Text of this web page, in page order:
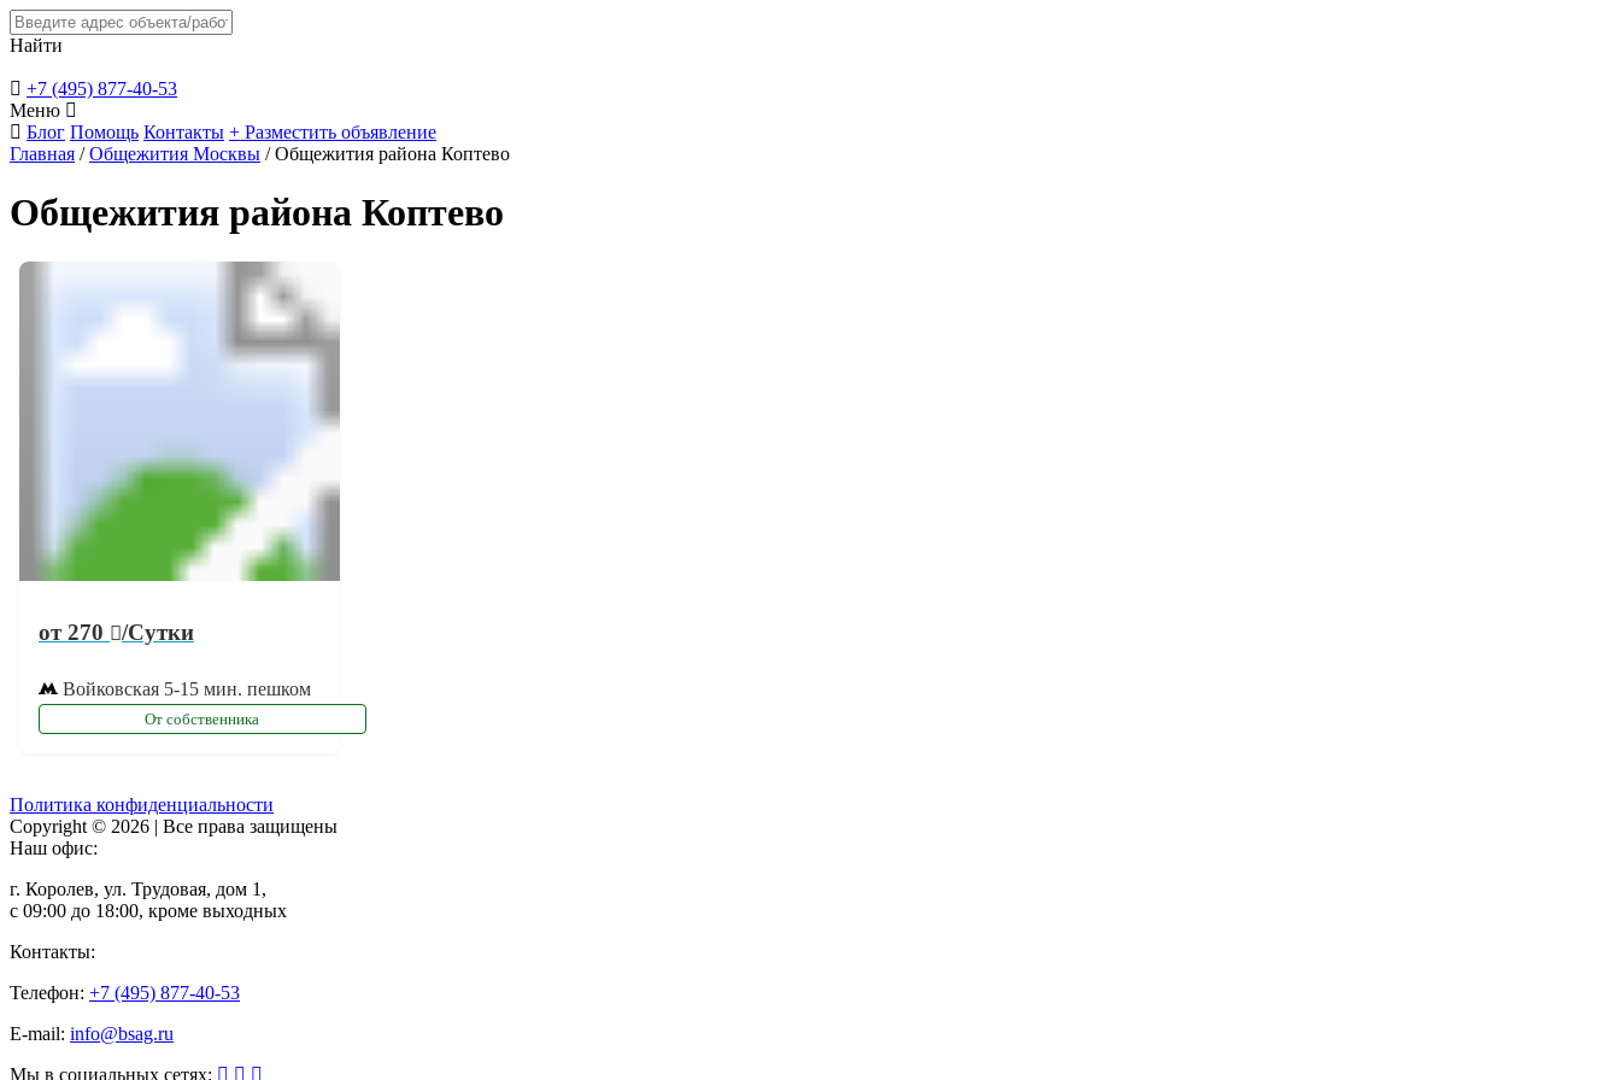
Найти
+7 (495) 877-40-53
Меню
Блог Помощь Контакты + Разместить объявление
Главная / Общежития Москвы / Общежития района Коптево
Общежития района Коптево
от 270 /Сутки
Войковская 5-15 мин. пешком
От собственника
Политика конфиденциальности
Copyright © 2026 | Все права защищены
Наш офис:
г. Королев, ул. Трудовая, дом 1,
с 09:00 до 18:00, кроме выходных
Контакты:
Телефон: +7 (495) 877-40-53
E-mail: info@bsag.ru
Мы в социальных сетях: